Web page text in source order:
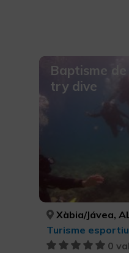
Baptisme de
try dive
Xàbia/Jávea,
Turisme
0